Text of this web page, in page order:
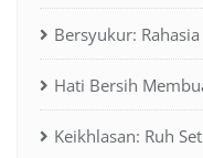
Bersyukur:
Hati Bersih
Keikhlasan: Ruh